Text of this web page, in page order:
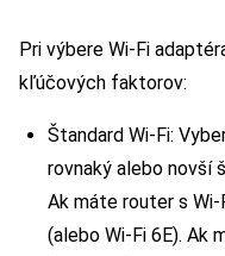
Pri výbere Wi-Fi
kľúčových faktorov:
Štandard Wi-Fi:
rovnaký alebo novší
Ak máte router s
(alebo Wi-Fi 6E). Ak